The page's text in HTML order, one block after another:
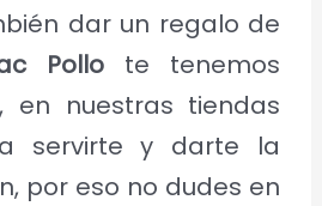
dar un regalo de
Pollo te tenemos
en nuestras tiendas
servirte y darte la
por eso no dudes en